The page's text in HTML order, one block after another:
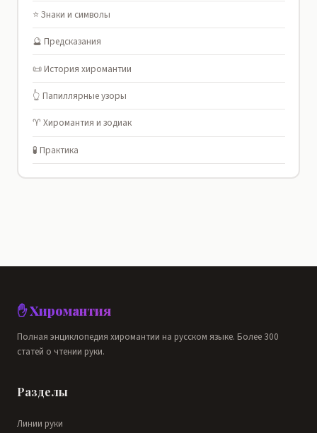
⭐ Знаки и символы
🔮 Предсказания
📜 История хиромантии
👆 Папиллярные узоры
♈ Хиромантия и зодиак
🧪 Практика
✋ Хиромантия
Полная энциклопедия хиромантии на русском языке. Более 300
статей о чтении руки.
Разделы
Линии руки